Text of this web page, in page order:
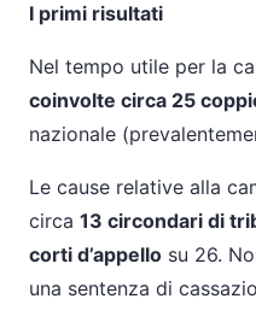
I primi risultati
Nel tempo utile per la
coinvolte circa 25
nazionale
Le cause relative alla
circa 13 circondari di
corti d’appello su 26.
una sentenza di